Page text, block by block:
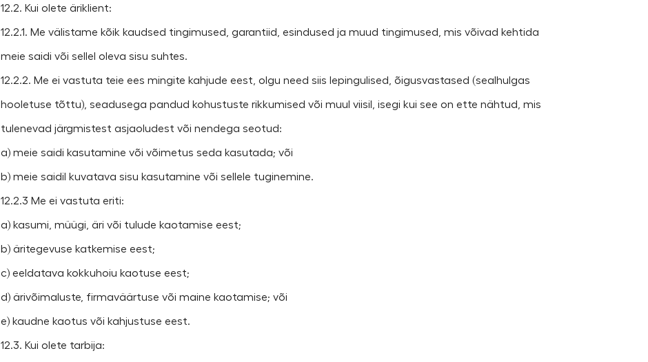
12.2. Kui olete äriklient:
12.2.1. Me välistame kõik kaudsed tingimused, garantiid, esindused ja muud tingimused, mis võivad kehtida
meie saidi või sellel oleva sisu suhtes.
12.2.2. Me ei vastuta teie ees mingite kahjude eest, olgu need siis lepingulised, õigusvastased (sealhulgas
hooletuse tõttu), seadusega pandud kohustuste rikkumised või muul viisil, isegi kui see on ette nähtud, mis
tulenevad järgmistest asjaoludest või nendega seotud:
a) meie saidi kasutamine või võimetus seda kasutada; või
b) meie saidil kuvatava sisu kasutamine või sellele tuginemine.
12.2.3 Me ei vastuta eriti:
a) kasumi, müügi, äri või tulude kaotamise eest;
b) äritegevuse katkemise eest;
c) eeldatava kokkuhoiu kaotuse eest;
d) ärivõimaluste, firmaväärtuse või maine kaotamise; või
e) kaudne kaotus või kahjustuse eest.
12.3. Kui olete tarbija: